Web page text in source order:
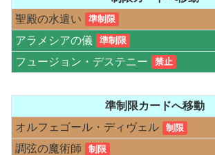
聖殿の水遣い
準制限
アラメシアの儀 準制限
フュージョン・デステニー 禁止
準制限カードへ移動
オルフェゴール・ディヴェル
制限
調弦の魔術師 制限